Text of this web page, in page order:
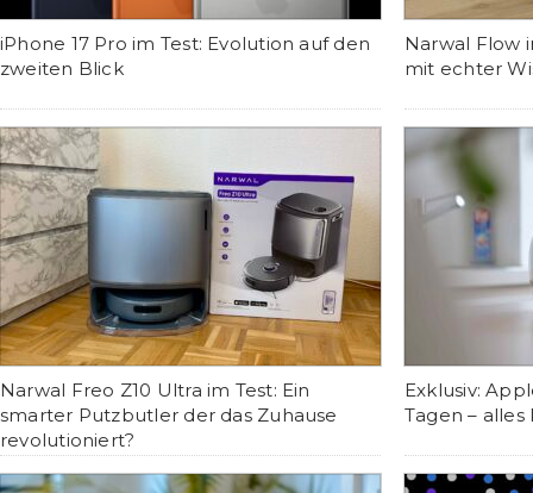
iPhone 17 Pro im Test: Evolution auf den
zweiten Blick
Narwal Flow
mit echter
Narwal Freo Z10 Ultra im Test: Ein
smarter Putzbutler der das Zuhause
revolutioniert?
Exklusiv:
Tagen –